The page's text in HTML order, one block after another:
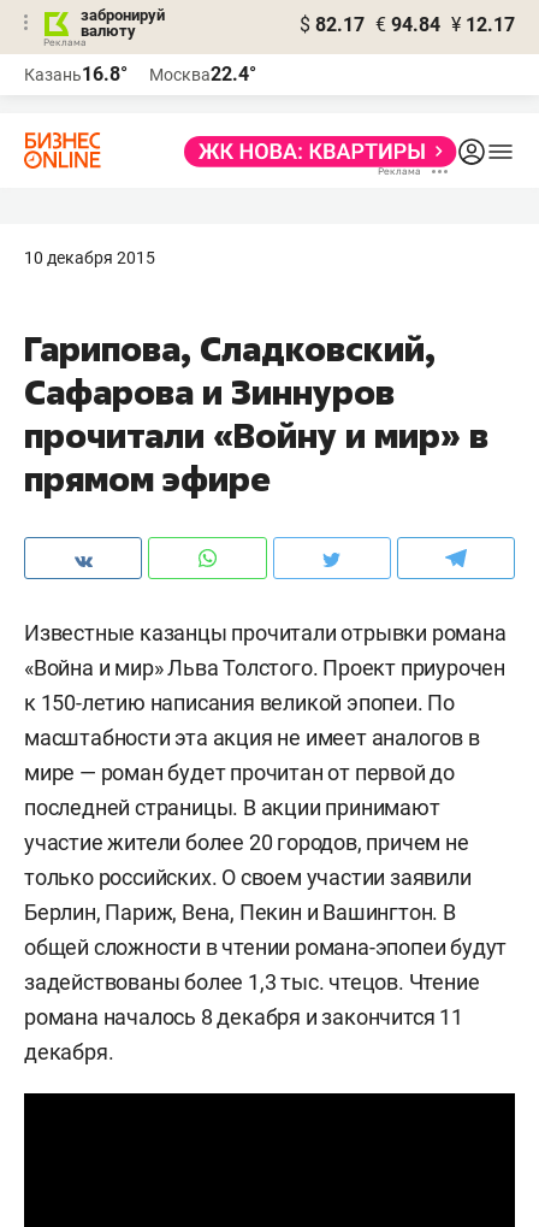
забронируй
валюту
$ 82.17 € 94.84 ¥ 12.17
Казань16.8° Москва22.4°
10 декабря 2015
Гарипова, Сладковский,
Сафарова и Зиннуров
прочитали «Войну и мир» в
прямом эфире
Известные казанцы прочитали отрывки романа
«Война и мир» Льва Толстого. Проект приурочен
к 150-летию написания великой эпопеи. По
масштабности эта акция не имеет аналогов в
мире — роман будет прочитан от первой до
последней страницы. В акции принимают
участие жители более 20 городов, причем не
только российских. О своем участии заявили
Берлин, Париж, Вена, Пекин и Вашингтон. В
общей сложности в чтении романа-эпопеи будут
задействованы более 1,3 тыс. чтецов. Чтение
романа началось 8 декабря и закончится 11
декабря.